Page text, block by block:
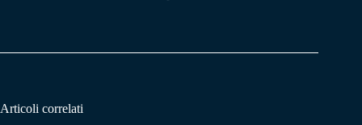
Articoli correlati